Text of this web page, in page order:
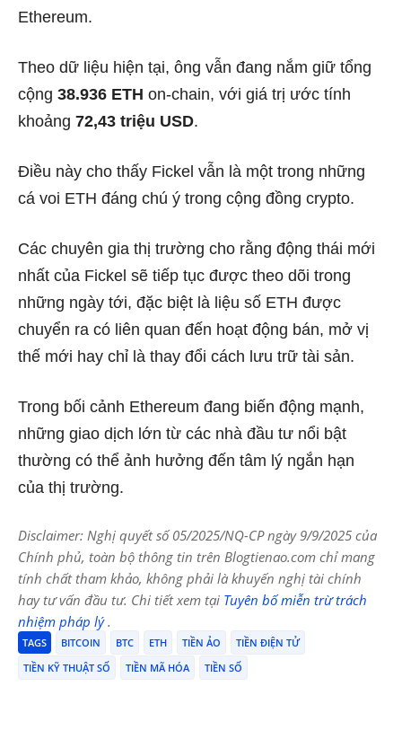
Ethereum.
Theo dữ liệu hiện tại, ông vẫn đang nắm giữ tổng
cộng 38.936 ETH on-chain, với giá trị ước tính
khoảng 72,43 triệu USD.
Điều này cho thấy Fickel vẫn là một trong những
cá voi ETH đáng chú ý trong cộng đồng crypto.
Các chuyên gia thị trường cho rằng động thái mới
nhất của Fickel sẽ tiếp tục được theo dõi trong
những ngày tới, đặc biệt là liệu số ETH được
chuyển ra có liên quan đến hoạt động bán, mở vị
thế mới hay chỉ là thay đổi cách lưu trữ tài sản.
Trong bối cảnh Ethereum đang biến động mạnh,
những giao dịch lớn từ các nhà đầu tư nổi bật
thường có thể ảnh hưởng đến tâm lý ngắn hạn
của thị trường.
Disclaimer: Nghị quyết số 05/2025/NQ-CP ngày 9/9/2025 của
Chính phủ, toàn bộ thông tin trên Blogtienao.com chỉ mang
tính chất tham khảo, không phải là khuyến nghị tài chính
hay tư vấn đầu tư. Chi tiết xem tại Tuyên bố miễn trừ trách
nhiệm pháp lý.
TAGS BITCOIN BTC ETH TIỀN ẢO
TIỀN ĐIỆN TỬ
TIỀN KỸ THUẬT SỐ
TIỀN MÃ HÓA TIỀN SỐ